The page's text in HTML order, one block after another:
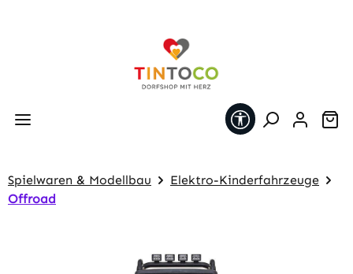
Werkzeugleiste
Spielwaren & Modellbau
Elektro-Kinderfahrzeuge
Offroad